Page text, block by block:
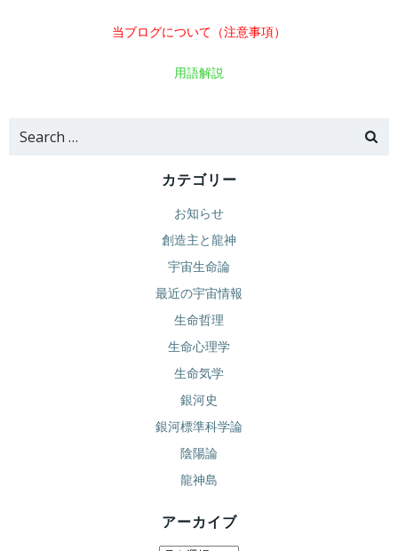
当ブログについて（注意事項）
用語解説
Search
カテゴリー
お知らせ
創造主と龍神
宇宙生命論
最近の宇宙情報
生命哲理
生命心理学
生命気学
銀河史
銀河標準科学論
陰陽論
龍神島
アーカイブ